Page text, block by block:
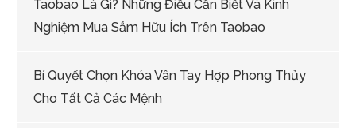
Taobao Là Gì? Những Điều Cần Biết Và Kinh
Nghiệm Mua Sắm Hữu Ích Trên Taobao
Bí Quyết Chọn Khóa Vân Tay Hợp Phong Thủy
Cho Tất Cả Các Mệnh